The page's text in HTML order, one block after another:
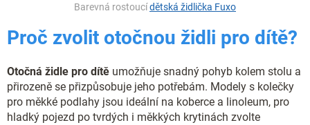
Barevná rostoucídětská židlička Fuxo
Proč zvolit otočnou židli pro dítě?
Otočná židle pro dítě umožňuje snadný pohyb kolem stolu a
přirozeně se přizpůsobuje jeho potřebám. Modely s kolečky
pro měkké podlahy jsou ideální na koberce a linoleum, pro
hladký pojezd po tvrdých i měkkých krytinách zvolte